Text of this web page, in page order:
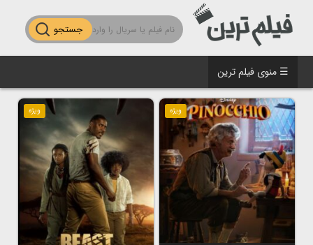
جستجو
☰ منوی فیلم ترین
ویژه ویژه